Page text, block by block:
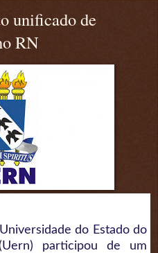
unificado de
RN
do Estado do
participou de um